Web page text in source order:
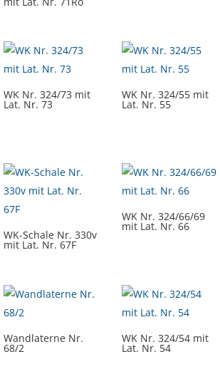
WK Nr. 324/73 mit
Lat. Nr. 73
WK Nr. 324/55 mit
Lat. Nr. 55
WK-Schale Nr. 330v
mit Lat. Nr. 67F
WK Nr. 324/66/69
mit Lat. Nr. 66
Wandlaterne Nr.
68/2
WK Nr. 324/54 mit
Lat. Nr. 54